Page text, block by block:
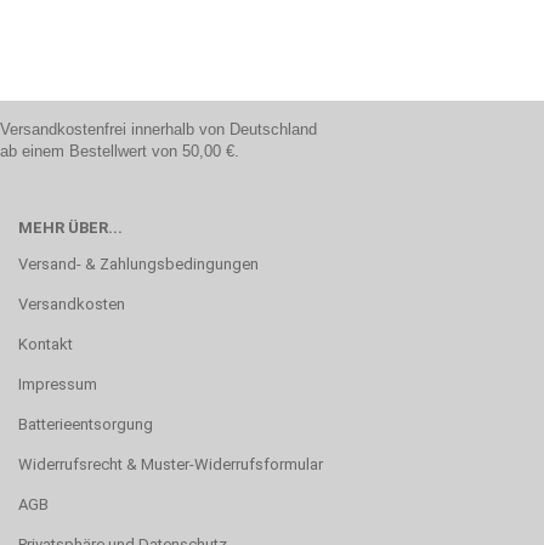
Versandkostenfrei innerhalb von Deutschland
ab einem Bestellwert von 50,00 €.
MEHR ÜBER...
Versand- & Zahlungsbedingungen
Versandkosten
Kontakt
Impressum
Batterieentsorgung
Widerrufsrecht & Muster-Widerrufsformular
AGB